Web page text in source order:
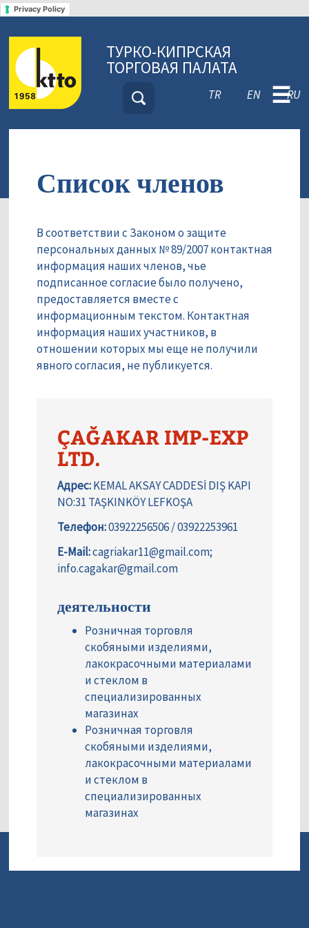
Privacy Policy
ТУРКО-КИПРСКАЯ
ТОРГОВАЯ ПАЛАТА
TR EN RU
☰
Список членов
В соответствии с Законом о защите
персональных данных № 89/2007 контактная
информация наших членов, чье
подписанное согласие было получено,
предоставляется вместе с
информационным текстом. Контактная
информация наших участников, в
отношении которых мы еще не получили
явного согласия, не публикуется.
ÇAĞAKAR IMP-EXP
LTD.
Адрес:KEMAL AKSAY CADDESİ DIŞ KAPI
NO:31 TAŞKINKÖY LEFKOŞA
Телефон:03922256506 / 03922253961
E-Mail:cagriakar11@gmail.com;
info.cagakar@gmail.com
деятельности
Розничная торговля
скобяными изделиями,
лакокрасочными материалами
и стеклом в
специализированных
магазинах
Розничная торговля
скобяными изделиями,
лакокрасочными материалами
и стеклом в
специализированных
магазинах